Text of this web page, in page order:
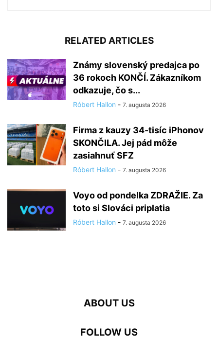
RELATED ARTICLES
Známy slovenský predajca po
36 rokoch KONČÍ. Zákazníkom
odkazuje, čo s...
Róbert Hallon - 7. augusta 2026
Firma z kauzy 34-tisíc iPhonov
SKONČILA. Jej pád môže
zasiahnuť SFZ
Róbert Hallon - 7. augusta 2026
Voyo od pondelka ZDRAŽIE. Za
toto si Slováci priplatia
Róbert Hallon - 7. augusta 2026
ABOUT US
FOLLOW US